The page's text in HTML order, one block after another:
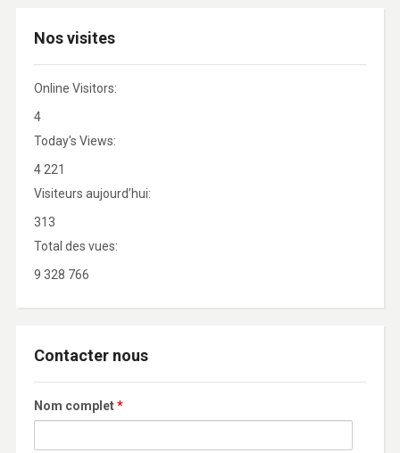
Nos visites
Online Visitors:
4
Today's Views:
4 221
Visiteurs aujourd’hui:
313
Total des vues:
9 328 766
Contacter nous
Nom complet*